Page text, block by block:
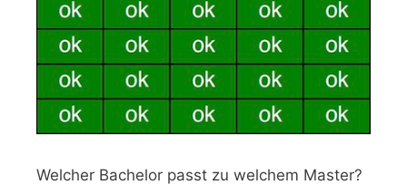
Welcher Bachelor passt zu welchem Master?